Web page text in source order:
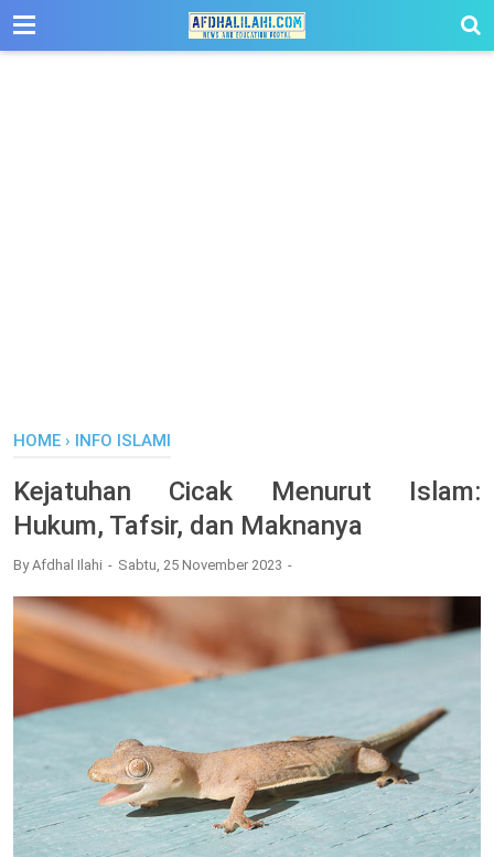
-->
HOME › INFO ISLAMI
Kejatuhan Cicak Menurut Islam:
Hukum, Tafsir, dan Maknanya
ByAfdhal Ilahi Sabtu, 25 November 2023